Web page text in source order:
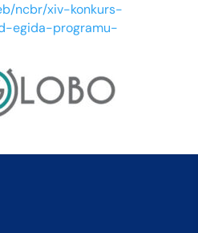
ncbr/xiv-konkurs-
egida-programu-